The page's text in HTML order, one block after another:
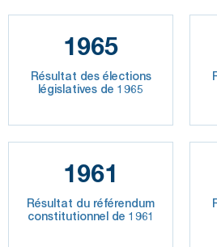
1965
Résultat des élections
législatives de 1965
1961
Résultat du référendum
constitutionnel de 1961